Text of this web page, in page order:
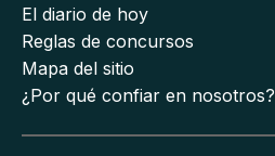
El diario de hoy
Reglas de concursos
Mapa del sitio
¿Por qué confiar en nosotros?